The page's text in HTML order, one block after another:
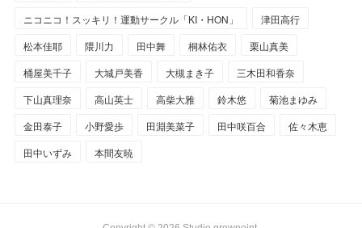
ニコニコ！スッキリ！運動サークル「KI・HON」
津田高行
松本佳耶
隈川力 田中舞 桐林佑衣
栗山真美
桶屋美千子
大城戸美香 大槻まき子
三木田和香奈
下山真理奈
高山英士 高柴大雅 鈴木悠
菊池まゆみ
金田泰子
小野愛歩 田淵美菜子 田中咲百合
佐々木恵
田中いずみ
本間友暁